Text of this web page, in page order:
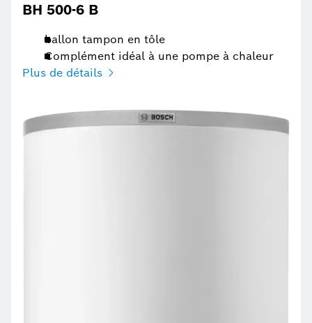
BH 500-6 B
ballon tampon en tôle
Complément idéal à une pompe à chaleur
Plus de détails